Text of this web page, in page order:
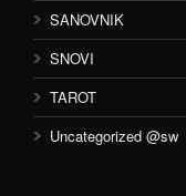
SANOVNIK
SNOVI
TAROT
Uncategorized @sw